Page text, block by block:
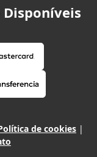
de cookies |